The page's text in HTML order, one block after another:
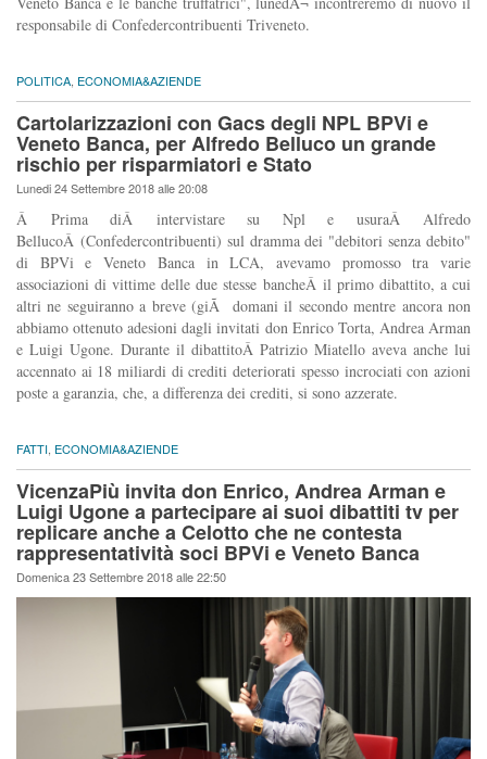
responsabile di Confedercontribuenti Triveneto.
POLITICA ECONOMIA&AZIENDE
Cartolarizzazioni con Gacs degli NPL BPVi e
Veneto Banca, per Alfredo Belluco un grande
rischio per risparmiatori e Stato
Lunedi 24 Settembre 2018 alle 20:08
Â Prima diÂ intervistare su Npl e usuraÂ Alfredo
BellucoÂ (Confedercontribuenti) sul dramma dei "debitori senza debito"
di BPVi e Veneto Banca in LCA, avevamo promosso tra varie
associazioni di vittime delle due stesse bancheÂ il primo dibattito, a cui
altri ne seguiranno a breve (giÃ domani il secondo mentre ancora non
abbiamo ottenuto adesioni dagli invitati don Enrico Torta, Andrea Arman
e Luigi Ugone. Durante il dibattitoÂ Patrizio Miatello aveva anche lui
accennato ai 18 miliardi di crediti deteriorati spesso incrociati con azioni
poste a garanzia, che, a differenza dei crediti, si sono azzerate.
FATTI ECONOMIA&AZIENDE
VicenzaPiù invita don Enrico, Andrea Arman e
Luigi Ugone a partecipare ai suoi dibattiti tv per
replicare anche a Celotto che ne contesta
rappresentatività soci BPVi e Veneto Banca
Domenica 23 Settembre 2018 alle 22:50